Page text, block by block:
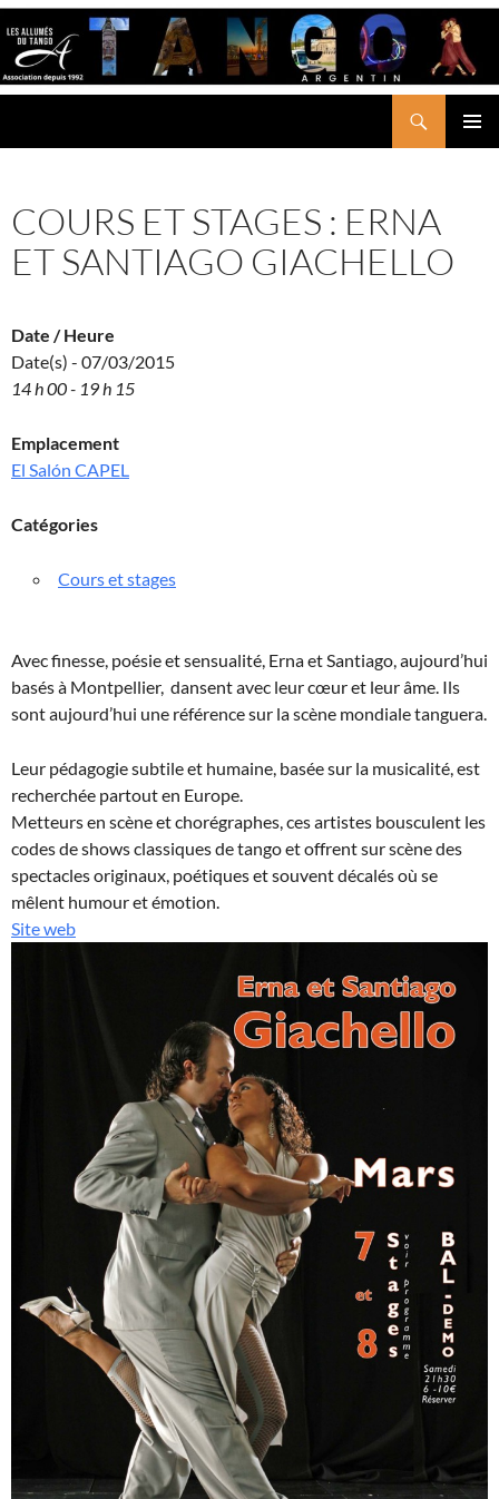
Aller
au
contenu
COURS ET STAGES : ERNA
ET SANTIAGO GIACHELLO
Date / Heure
Date(s) - 07/03/2015
14 h 00 - 19 h 15
Emplacement
El Salón CAPEL
Catégories
Cours et stages
Avec finesse, poésie et sensualité, Erna et Santiago, aujourd’hui
basés à Montpellier, dansent avec leur cœur et leur âme. Ils
sont aujourd’hui une référence sur la scène mondiale tanguera.
Leur pédagogie subtile et humaine, basée sur la musicalité, est
recherchée partout en Europe.
Metteurs en scène et chorégraphes, ces artistes bousculent les
codes de shows classiques de tango et offrent sur scène des
spectacles originaux, poétiques et souvent décalés où se
mêlent humour et émotion.
Site web